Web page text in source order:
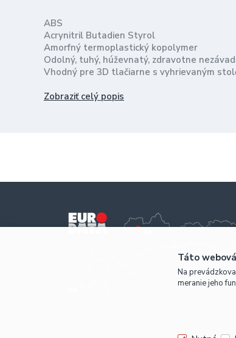
ABS
Acrynitril Butadien Styrol
Amorfný termoplastický kopolymer
Odolný, tuhý, húževnatý, zdravotne
Vhodný pre 3D tlačiarne s vyhrievaným
Teplota tlače: 220-250°C
Zobraziť celý popis
Táto
Na
meranie jeho